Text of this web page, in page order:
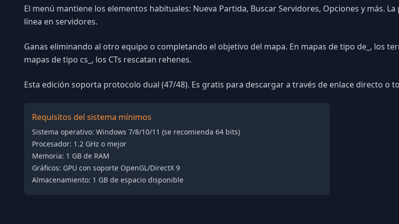
El menú mantiene los elementos habituales: Nueva Partida, Buscar Servidores, Opciones y más.
línea en servidores.
Ganas eliminando al otro equipo o completando el objetivo del mapa. En mapas de tipo de_, los
mapas de tipo cs_, los CTs rescatan rehenes.
Esta edición soporta protocolo dual (47/48). Es gratis para descargar a través de enlace directo o
Requisitos del sistema mínimos
Sistema operativo: Windows 7/8/10/11 (se recomienda 64 bits)
Procesador: 1.2 GHz o mejor
Memoria: 1 GB de RAM
Gráficos: GPU con soporte OpenGL/DirectX 9
Almacenamiento: 1 GB de espacio disponible